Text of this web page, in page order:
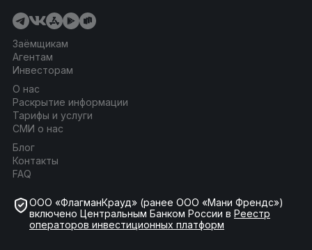
Заёмщикам
Агентам
Инвесторам
О нас
Раскрытие информации
Тарифы и услуги
СМИ о нас
Блог
Контакты
FAQ
ООО «ФлагманКрауд» (ранее ООО «Мани Френдс»)
включено Центральным Банком России в Реестр
операторов инвестиционных платформ